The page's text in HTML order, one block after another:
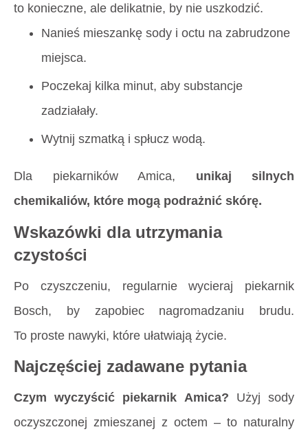
to konieczne, ale delikatnie, by nie uszkodzić.
Nanieś mieszankę sody i octu na zabrudzone
miejsca.
Poczekaj kilka minut, aby substancje
zadziałały.
Wytnij szmatką i spłucz wodą.
Dla piekarników Amica, unikaj silnych
chemikaliów, które mogą podrażnić skórę.
Wskazówki dla utrzymania
czystości
Po czyszczeniu, regularnie wycieraj piekarnik
Bosch, by zapobiec nagromadzaniu brudu.
To proste nawyki, które ułatwiają życie.
Najczęściej zadawane pytania
Czym wyczyścić piekarnik Amica? Użyj sody
oczyszczonej zmieszanej z octem – to naturalny